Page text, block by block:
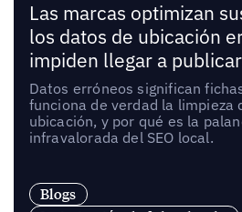
Las marcas optimizan
los datos de ubicación
impiden llegar a
Datos erróneos significan
funciona de verdad la limpieza
ubicación, y por qué es la
infravalorada del SEO local.
Blogs